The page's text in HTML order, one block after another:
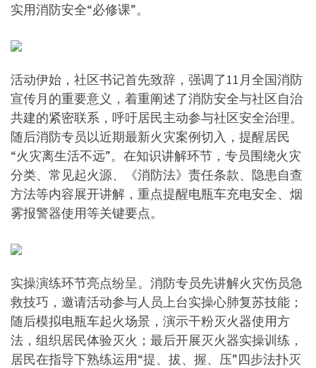
实用消防安全“必修课”。
活动伊始，社区书记首先致辞，强调了11月全国消防
宣传月的重要意义，着重阐述了消防安全与社区自治
共建的紧密联系，呼吁居民主动参与社区安全治理。
随后消防专员以近期最新火灾案例切入，提醒居民
“火灾离生活不远”。在知识讲解环节，专员围绕火灾
分类、常见起火源、《消防法》责任条款、隐患自查
方法等内容展开讲解，重点提醒电瓶车充电安全、烟
雾报警器使用等关键要点。
实操演练环节亮点纷呈。消防专员先讲解火灾伤员急
救技巧，邀请活动参与人员上台实操心肺复苏技能；
随后模拟电瓶车起火场景，演示干粉灭火器使用方
法，组织居民体验灭火；最后开展灭火器实操训练，
居民在指导下熟练运用“提、拔、握、压”四步法扑灭